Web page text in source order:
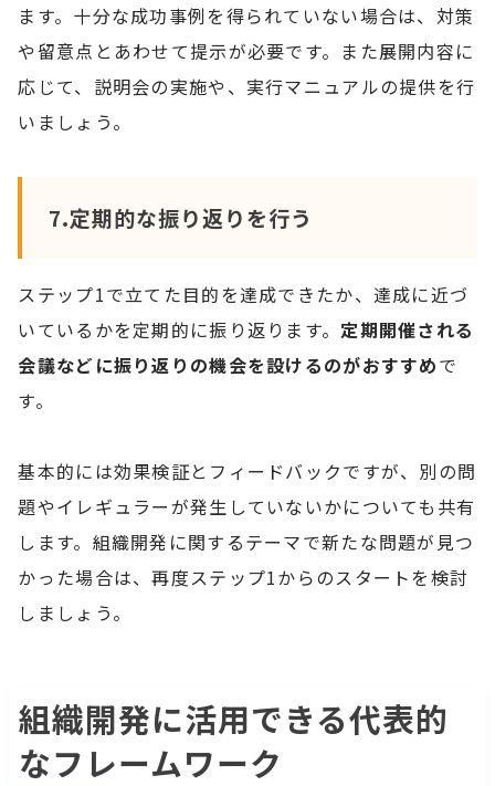
ます。十分な成功事例を得られていない場合は、対策
や留意点とあわせて提示が必要です。また展開内容に
応じて、説明会の実施や、実行マニュアルの提供を行
いましょう。
7.定期的な振り返りを行う
ステップ1で立てた目的を達成できたか、達成に近づ
いているかを定期的に振り返ります。 定期開催される
会議などに振り返りの機会を設けるのがおすすめで
す。
基本的には効果検証とフィードバックですが、別の問
題やイレギュラーが発生していないかについても共有
します。組織開発に関するテーマで新たな問題が見つ
かった場合は、再度ステップ1からのスタートを検討
しましょう。
組織開発に活用できる代表的
なフレームワーク